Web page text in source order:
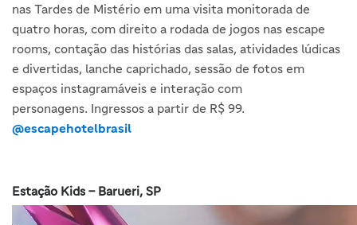
nas Tardes de Mistério em uma visita monitorada de
quatro horas, com direito a rodada de jogos nas escape
rooms, contação das histórias das salas, atividades lúdicas
e divertidas, lanche caprichado, sessão de fotos em
espaços instagramáveis e interação com
personagens. Ingressos a partir de R$ 99.
@escapehotelbrasil
Estação Kids – Barueri, SP